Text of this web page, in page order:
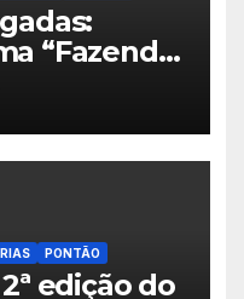
“Fazendo
em Nova
até 11
PONTÃO
edição do